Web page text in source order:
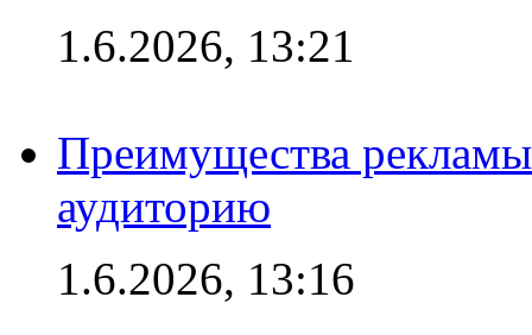
1.6.2026, 13:21
Преимущества
аудиторию
1.6.2026, 13:16